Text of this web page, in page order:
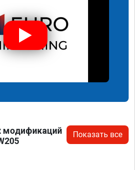
модификаций
Показать все